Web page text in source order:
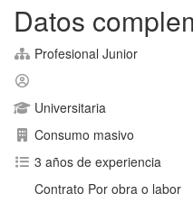
Datos
Profesional Junior
Universitaria
Consumo masivo
3 años de experiencia
Contrato Por obra o labor